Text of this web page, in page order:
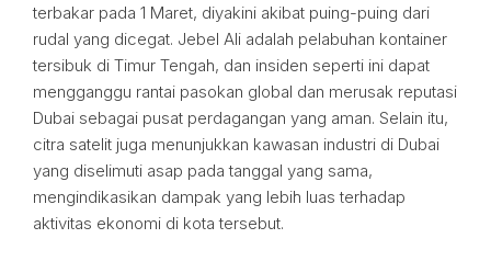
terbakar pada 1 Maret, diyakini akibat puing-puing dari
rudal yang dicegat. Jebel Ali adalah pelabuhan kontainer
tersibuk di Timur Tengah, dan insiden seperti ini dapat
mengganggu rantai pasokan global dan merusak reputasi
Dubai sebagai pusat perdagangan yang aman. Selain itu,
citra satelit juga menunjukkan kawasan industri di Dubai
yang diselimuti asap pada tanggal yang sama,
mengindikasikan dampak yang lebih luas terhadap
aktivitas ekonomi di kota tersebut.